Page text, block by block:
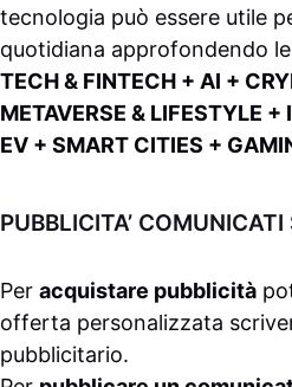
tecnologia può essere utile
quotidiana approfondendo
TECH & FINTECH + AI +
METAVERSE & LIFESTYLE
EV + SMART CITIES +
PUBBLICITA’
Per acquistare pubblicità
offerta personalizzata
pubblicitario.